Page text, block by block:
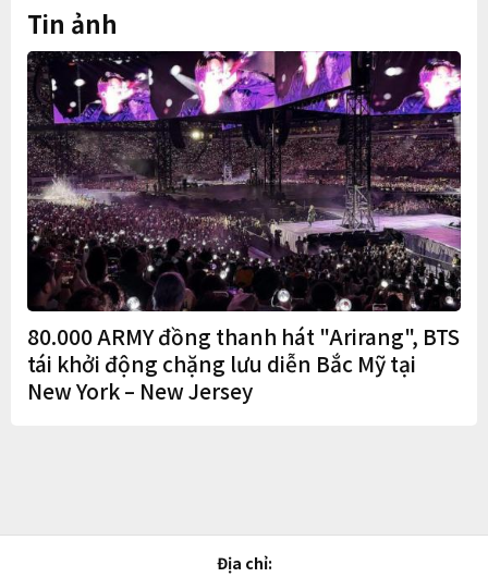
Tin ảnh
80.000 ARMY đồng thanh hát "Arirang", BTS
tái khởi động chặng lưu diễn Bắc Mỹ tại
New York – New Jersey
Địa chỉ: